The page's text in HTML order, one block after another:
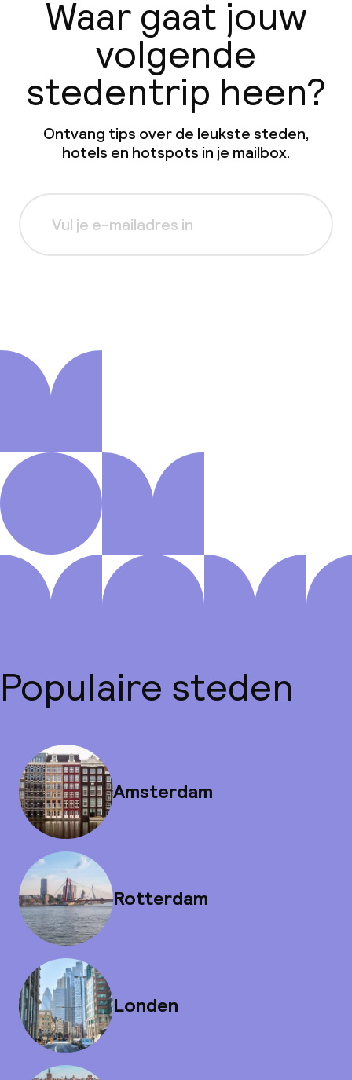
Waar gaat jouw
volgende
stedentrip heen?
Ontvang tips over de leukste steden,
hotels en hotspots in je mailbox.
Populaire steden
Amsterdam
Rotterdam
Londen